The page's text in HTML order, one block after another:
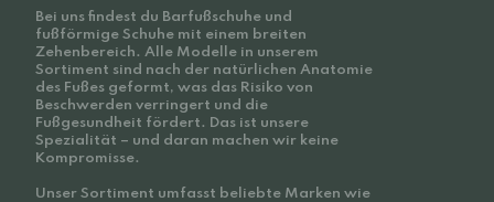
Bei uns findest du Barfußschuhe und
fußförmige Schuhe mit einem breiten
Zehenbereich. Alle Modelle in unserem
Sortiment sind nach der natürlichen Anatomie
des Fußes geformt, was das Risiko von
Beschwerden verringert und die
Fußgesundheit fördert. Das ist unsere
Spezialität – und daran machen wir keine
Kompromisse.
Unser Sortiment umfasst beliebte Marken wie